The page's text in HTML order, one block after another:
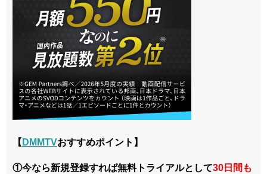
【 DMMTVおすすめポイント】
①今なら新規登録すれば無料トライアルとして30日間も